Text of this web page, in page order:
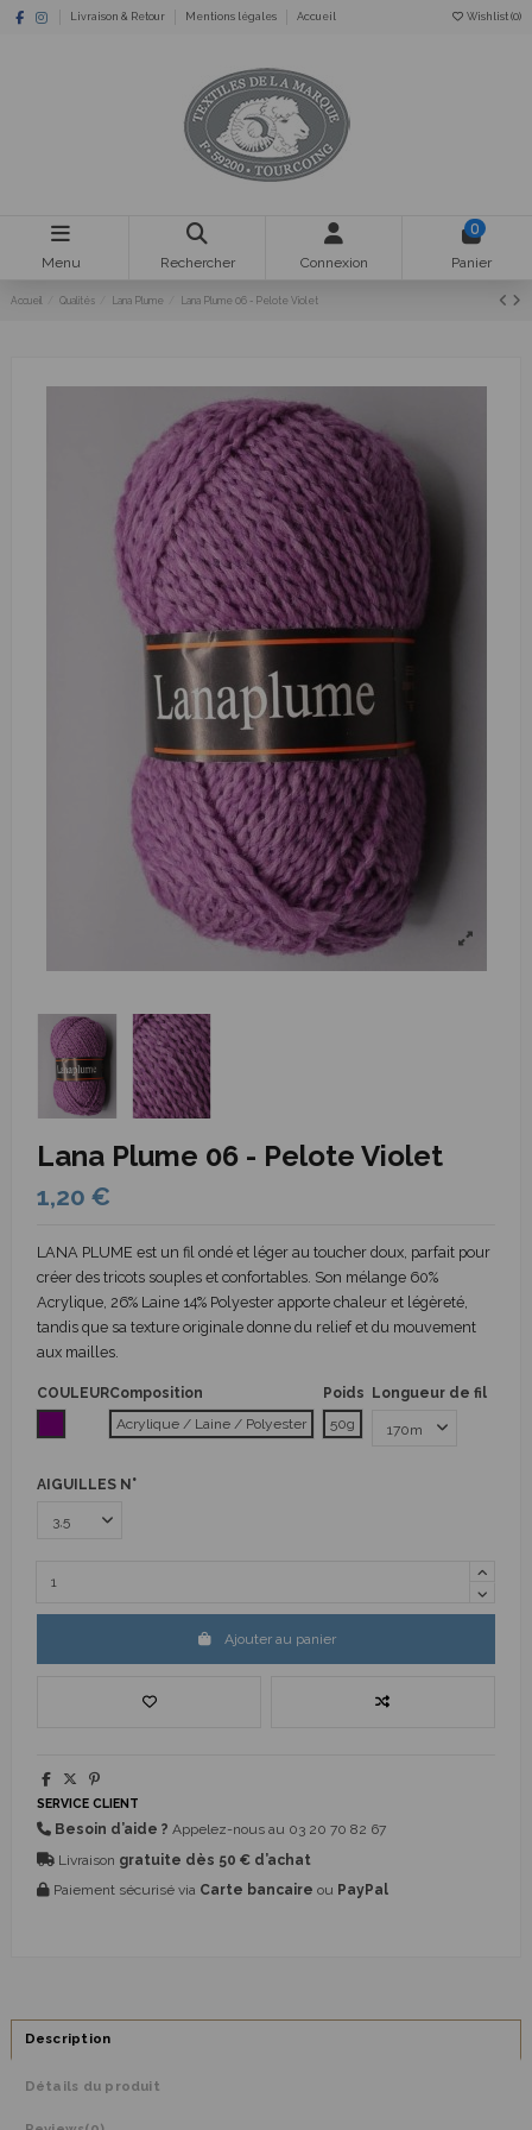
Livraison & Retour Mentions légales Accueil Wishlist (0)
Menu Rechercher Connexion
0
Panier
Accueil Qualités Lana Plume Lana Plume 06 - Pelote Violet
Lana Plume 06 - Pelote Violet
1,20 €
LANA PLUME est un fil ondé et léger au toucher doux, parfait pour
créer des tricots souples et confortables. Son mélange 60%
Acrylique, 26% Laine 14% Polyester apporte chaleur et légèreté,
tandis que sa texture originale donne du relief et du mouvement
aux mailles.
COULEURComposition
Acrylique / Laine / Polyester
Poids
50g
Longueur de fil
AIGUILLES N°
Ajouter au panier
SERVICE CLIENT
Besoin d’aide ? Appelez-nous au 03 20 70 82 67
Livraison gratuite dès 50 € d’achat
Paiement sécurisé via Carte bancaire ou PayPal
Description
Détails du produit